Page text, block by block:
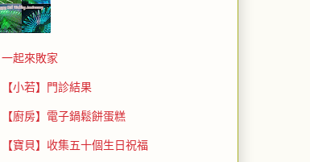
一起來敗家
【小若】門診結果
【廚房】電子鍋鬆餅蛋糕
【寶貝】收集五十個生日祝福